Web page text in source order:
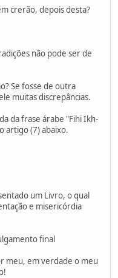
crerão, depois desta?
não pode ser de
Se fosse de outra
muitas discrepâncias.
da frase árabe "Fihi Ikh-
artigo (7) abaixo.
um Livro, o qual
e misericórdia
final
meu, em verdade o meu